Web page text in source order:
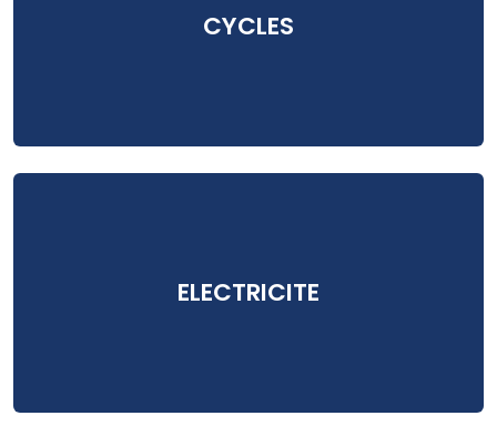
CYCLES
ELECTRICITE